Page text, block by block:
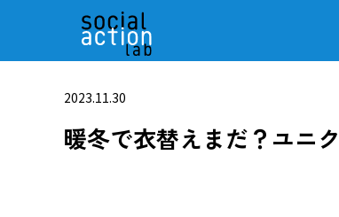
2023.11.30
暖冬で衣替えまだ？ユニ